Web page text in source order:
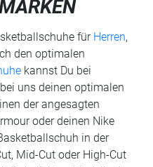
für Herren,
den optimalen
kannst Du bei
uns deinen optimalen
der angesagten
oder deinen Nike
in der
Mid-Cut oder High-Cut